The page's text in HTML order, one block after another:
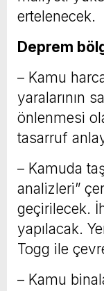
ertelenecek.
Deprem
– Kamu
yaralarının
önlenmesi
tasarruf
– Kamuda
analizleri”
geçirilecek.
yapılacak.
Togg ile
– Kamu